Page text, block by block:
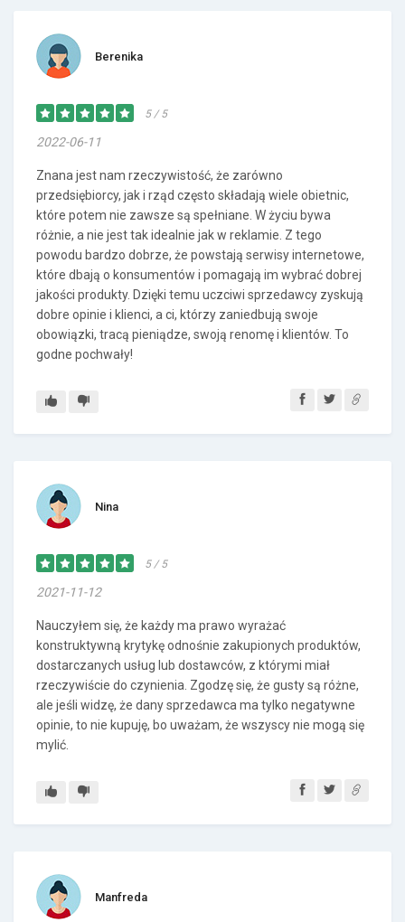
Berenika
5 / 5
2022-06-11
Znana jest nam rzeczywistość, że zarówno
przedsiębiorcy, jak i rząd często składają wiele obietnic,
które potem nie zawsze są spełniane. W życiu bywa
różnie, a nie jest tak idealnie jak w reklamie. Z tego
powodu bardzo dobrze, że powstają serwisy internetowe,
które dbają o konsumentów i pomagają im wybrać dobrej
jakości produkty. Dzięki temu uczciwi sprzedawcy zyskują
dobre opinie i klienci, a ci, którzy zaniedbują swoje
obowiązki, tracą pieniądze, swoją renomę i klientów. To
godne pochwały!
Nina
5 / 5
2021-11-12
Nauczyłem się, że każdy ma prawo wyrażać
konstruktywną krytykę odnośnie zakupionych produktów,
dostarczanych usług lub dostawców, z którymi miał
rzeczywiście do czynienia. Zgodzę się, że gusty są różne,
ale jeśli widzę, że dany sprzedawca ma tylko negatywne
opinie, to nie kupuję, bo uważam, że wszyscy nie mogą się
mylić.
Manfreda